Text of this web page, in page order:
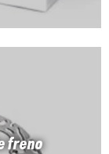
freno